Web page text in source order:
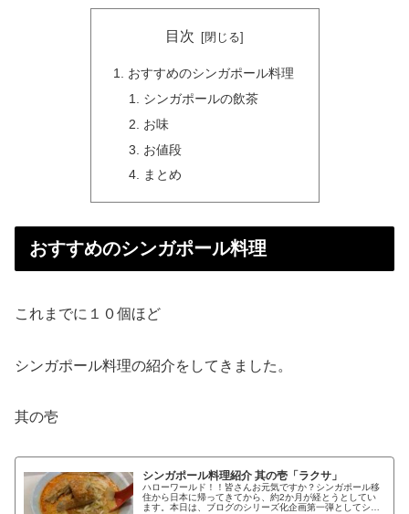
目次
おすすめのシンガポール料理
シンガポールの飲茶
お味
お値段
まとめ
おすすめのシンガポール料理
これまでに１０個ほど
シンガポール料理の紹介をしてきました。
其の壱
シンガポール料理紹介 其の壱「ラクサ」
ハローワールド！！皆さんお元気ですか？シンガポール移
住から日本に帰ってきてから、約2か月が経とうとしてい
ます。本日は、ブログのシリーズ化企画第一弾としてシン